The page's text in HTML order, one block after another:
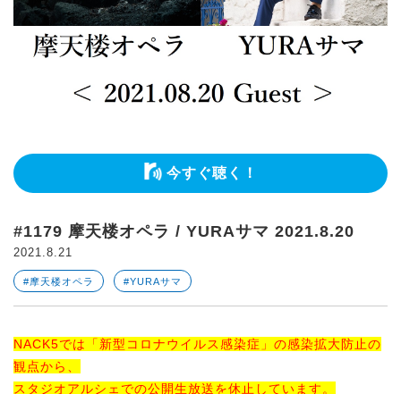
今すぐ聴く！
#1179 摩天楼オペラ / YURAサマ 2021.8.20
2021.8.21
#摩天楼オペラ #YURAサマ
NACK5では「新型コロナウイルス感染症」の感染拡大防止の
観点から、
スタジオアルシェでの公開生放送を休止しています。